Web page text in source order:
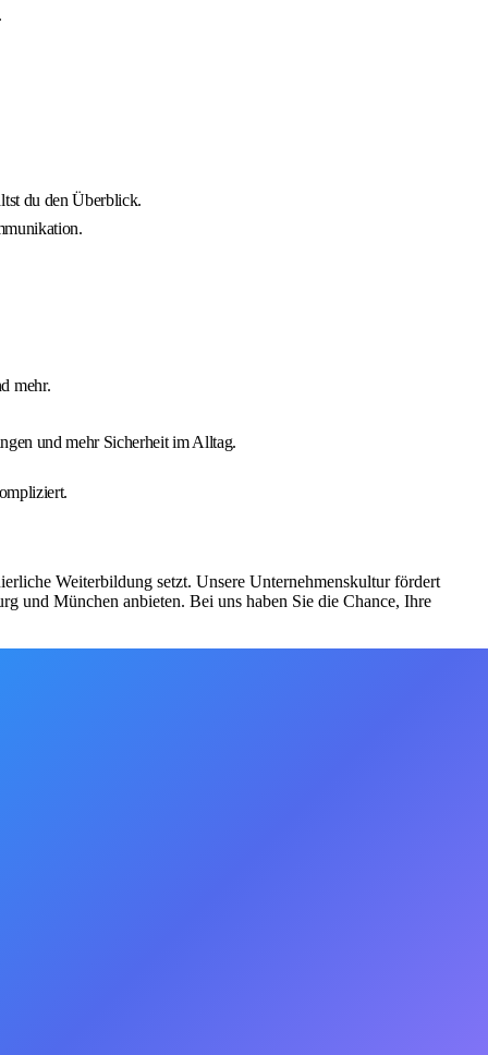
du den Überblick.
mehr.
und mehr Sicherheit im Alltag.
Weiterbildung setzt. Unsere Unternehmenskultur fördert
und München anbieten. Bei uns haben Sie die Chance, Ihre